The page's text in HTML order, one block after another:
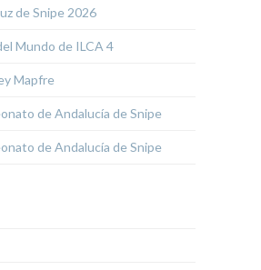
de Snipe 2026
Mundo de ILCA 4
Mapfre
de Andalucía de Snipe
de Andalucía de Snipe